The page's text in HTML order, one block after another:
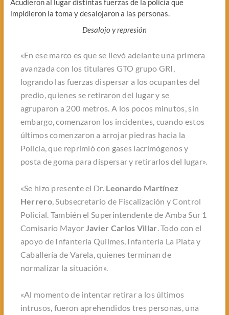
Acudieron al lugar distintas fuerzas de la policía que
impidieron la toma y desalojaron a las personas.
Desalojo y represión
«En ese marco es que se llevó adelante una primera
avanzada con los titulares GTO grupo GRI,
logrando las fuerzas dispersar a los ocupantes del
predio, quienes se retiraron del lugar y se
agruparon a 200 metros. A los pocos minutos, sin
embargo, comenzaron los incidentes, cuando estos
últimos comenzaron a arrojar piedras hacia la
Policía, que reprimió con gases lacrimógenos y
posta de goma para dispersar y retirarlos del lugar».
«Se hizo presente el Dr. Leonardo Martínez
Herrero, Subsecretario de Fiscalización y Control
Policial. También el Superintendente de Amba Sur 1
Comisario Mayor Javier Carlos Villar . Todo con el
apoyo de Infantería Quilmes, Infantería La Plata y
Caballería de Varela, quienes terminan de
normalizar la situación».
«Al momento de intentar retirar a los últimos
intrusos, fueron aprehendidos tres personas, una